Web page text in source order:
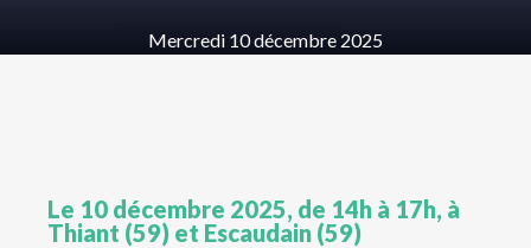
Mercredi 10 décembre 2025
Le 10 décembre 2025, de 14h à 17h, à
Thiant (59) et Escaudain (59)